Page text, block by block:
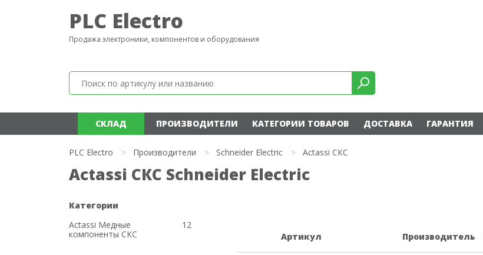
PLC Electro
Продажа электроники, компонентов и оборудования
СКЛАД ПРОИЗВОДИТЕЛИ КАТЕГОРИИ ТОВАРОВ ДОСТАВКА ГАРАНТИЯ
PLC Electro > Производители > Schneider Electric > Actassi СКС
Actassi СКС Schneider Electric
Категории
Actassi Медные
компоненты СКС
12
Артикул Производитель